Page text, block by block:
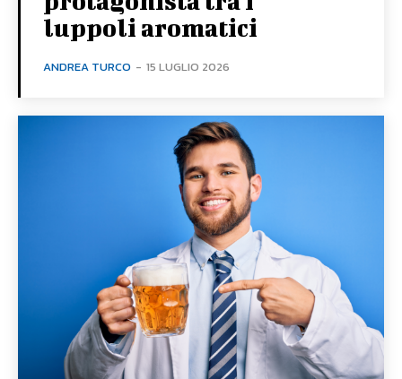
luppoli aromatici
ANDREA TURCO - 15 LUGLIO 2026